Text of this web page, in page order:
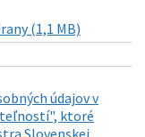
(1,1 MB)
údajov v
ktoré
Slovenskej